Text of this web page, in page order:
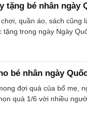
tặng bé nhân ngày
quần áo, sách cũng
trong ngày Ngày
bé nhân ngày
đợi quà của bố mẹ,
quà 1/6 với nhiều